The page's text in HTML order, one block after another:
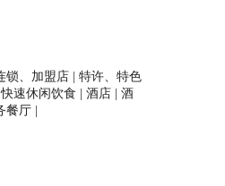
、加盟店 | 特许、特色
速休闲饮食 | 酒店 | 酒
餐厅 |